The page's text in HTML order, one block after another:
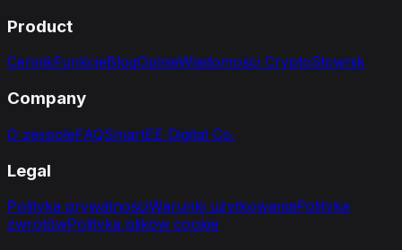
Product
CennikFunkcjeBlogOpinieWiadomości CryptoSłownik
Company
O zespoleFAQSmartEE Digital Co.
Legal
Polityka prywatnościWarunki użytkowaniaPolityka
zwrotówPolityka plików cookie